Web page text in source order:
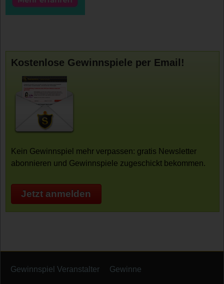
Kostenlose Gewinnspiele per Email!
Kein Gewinnspiel mehr verpassen: gratis Newsletter
abonnieren und Gewinnspiele zugeschickt bekommen.
Jetzt anmelden
Gewinnspiel Veranstalter Gewinne